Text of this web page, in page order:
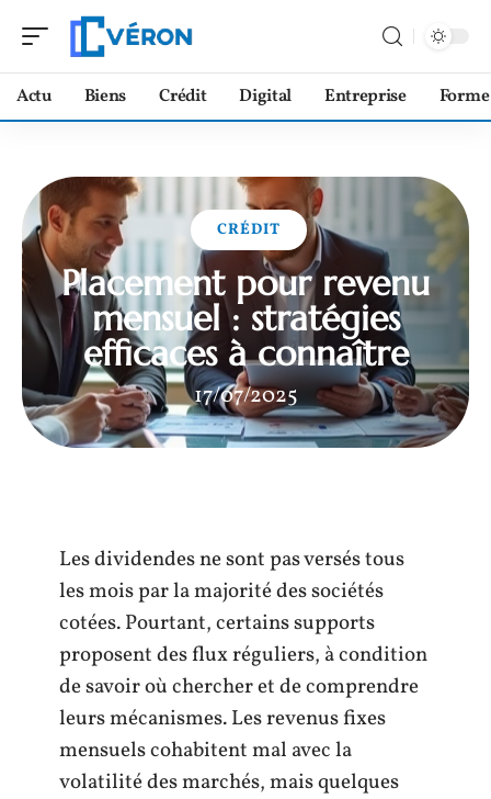
Actu Biens Crédit Digital Entreprise Forme
CRÉDIT
Placement pour revenu
mensuel : stratégies
efficaces à connaître
17/07/2025
Les dividendes ne sont pas versés tous
les mois par la majorité des sociétés
cotées. Pourtant, certains supports
proposent des flux réguliers, à condition
de savoir où chercher et de comprendre
leurs mécanismes. Les revenus fixes
mensuels cohabitent mal avec la
volatilité des marchés, mais quelques